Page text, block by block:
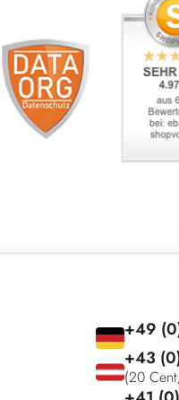
+49
+43
(20